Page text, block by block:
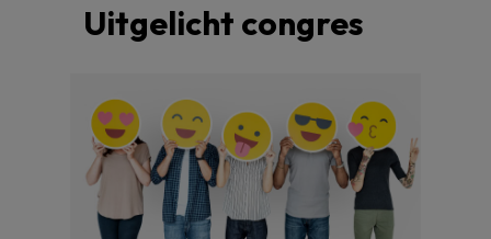
Uitgelicht congres